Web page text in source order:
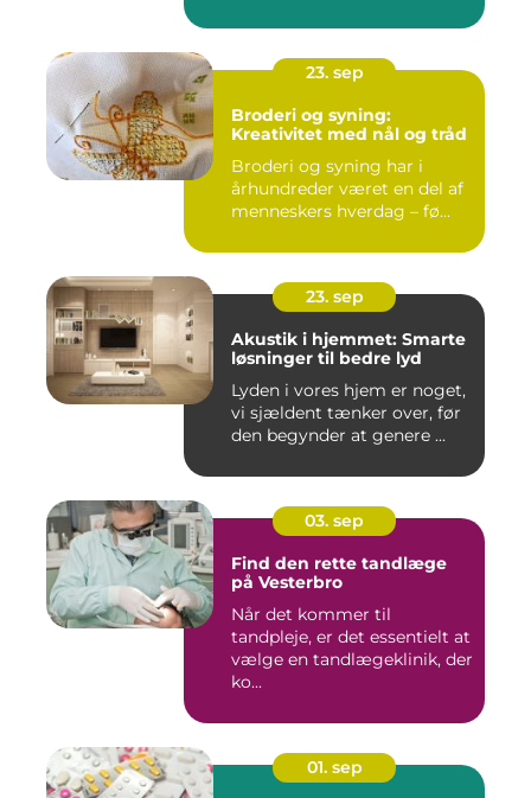
23. sep
Broderi og syning:
Kreativitet med nål og tråd
Broderi og syning har i
århundreder været en del af
menneskers hverdag – fø...
23. sep
Akustik i hjemmet: Smarte
løsninger til bedre lyd
Lyden i vores hjem er noget,
vi sjældent tænker over, før
den begynder at genere ...
03. sep
Find den rette tandlæge
på Vesterbro
Når det kommer til
tandpleje, er det essentielt at
vælge en tandlægeklinik, der
ko...
01. sep